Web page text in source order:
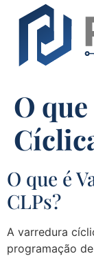
O
O que é
CLPs?
A varredura
programação